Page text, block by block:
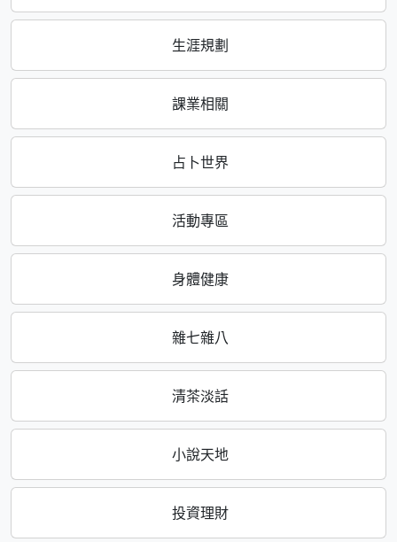
生涯規劃
課業相關
占卜世界
活動專區
身體健康
雜七雜八
清茶淡話
小說天地
投資理財